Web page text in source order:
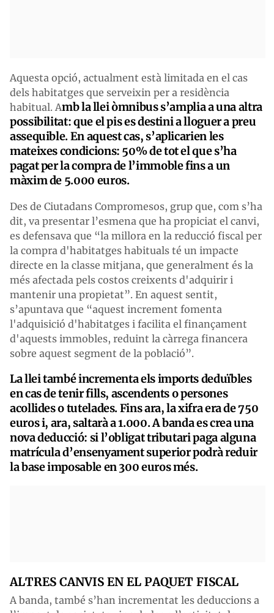
Aquesta opció, actualment està limitada en el cas
dels habitatges que serveixin per a residència
habitual. Amb la llei òmnibus s’amplia a una altra
possibilitat: que el pis es destini a lloguer a preu
assequible. En aquest cas, s’aplicarien les
mateixes condicions: 50%detot el que s’ha
pagat per la compra de l’immoble fins a un
màxim de 5.000 euros.
Des de Ciutadans Compromesos, grup que, com s’ha
dit, va presentar l’esmena que ha propiciat el canvi,
es defensava que “la millora en la reducció fiscal per
la compra d'habitatges habituals té un impacte
directe en la classe mitjana, que generalment és la
més afectada pels costos creixents d'adquirir i
mantenir una propietat”. En aquest sentit,
s’apuntava que “aquest increment fomenta
l'adquisició d'habitatges i facilita el finançament
d'aquests immobles, reduint la càrrega financera
sobre aquest segment de la població”.
La llei també incrementa els imports deduïbles
en cas de tenir fills, ascendents o persones
acollides o tutelades. Fins ara, la xifra era de 750
euros i, ara, saltarà a 1.000. A banda es crea una
nova deducció: si l’obligat tributari paga alguna
matrícula d’ensenyament superior podrà reduir
la base imposable en 300 euros més.
ALTRES CANVIS EN EL PAQUET FISCAL
A banda, també s’han incrementat les deduccions a